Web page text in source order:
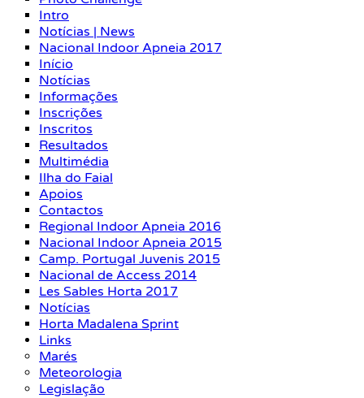
Intro
Notícias | News
Nacional Indoor Apneia 2017
Início
Notícias
Informações
Inscrições
Inscritos
Resultados
Multimédia
Ilha do Faial
Apoios
Contactos
Regional Indoor Apneia 2016
Nacional Indoor Apneia 2015
Camp. Portugal Juvenis 2015
Nacional de Access 2014
Les Sables Horta 2017
Notícias
Horta Madalena Sprint
Links
Marés
Meteorologia
Legislação